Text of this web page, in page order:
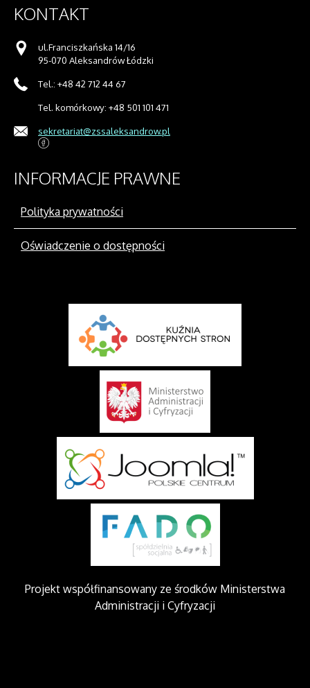
KONTAKT
ul.Franciszkańska 14/16
95-070 Aleksandrów Łódzki
Tel.: +48 42 712 44 67
Tel. komórkowy: +48 501 101 471
sekretariat@zssaleksandrow.pl
INFORMACJE PRAWNE
Polityka prywatności
Oświadczenie o dostępności
Projekt współfinansowany ze środków Ministerstwa
Administracji i Cyfryzacji